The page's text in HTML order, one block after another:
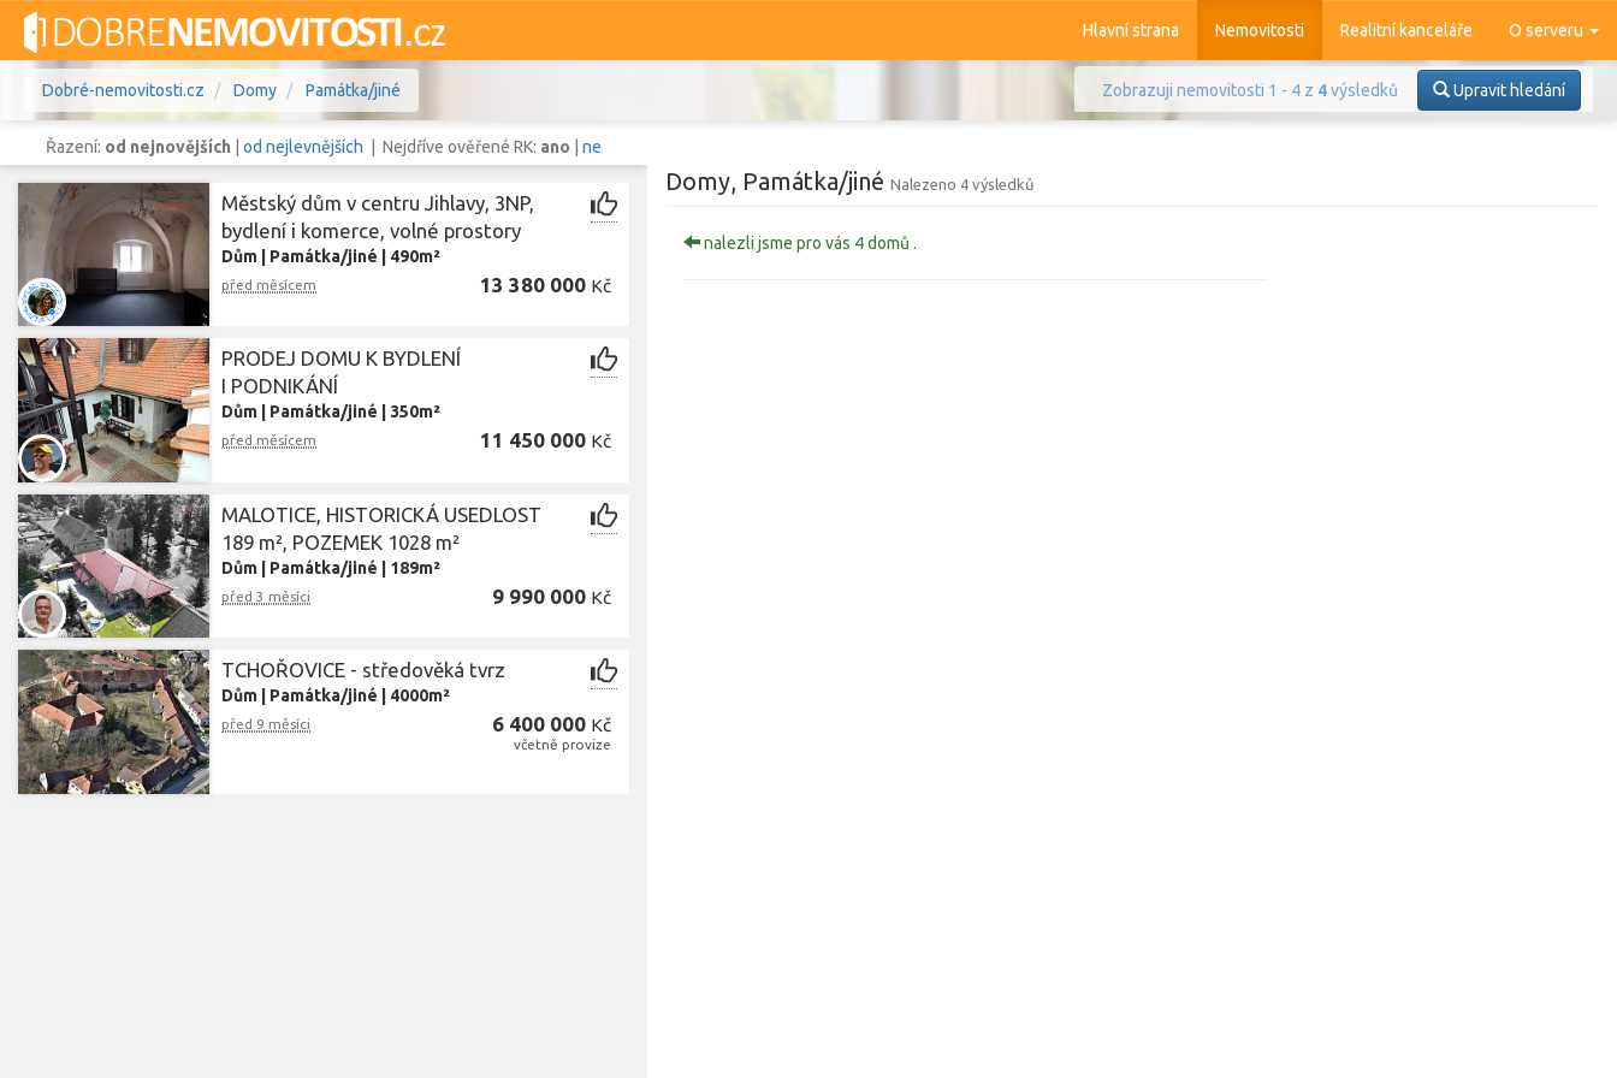
Hlavní strana Nemovitosti Realitní kanceláře O serveru
Zobrazuji nemovitosti 1 - 4 z 4výsledků Upravit hledání
Dobré-nemovitosti.cz Domy Památka/jiné
Vše Byty Domy Pozemky
Lokalita
Cena
Řazení: od nejnovějších od nejlevnějších | Nejdříve ověřené RK: ano ne
Městský dům v centru Jihlavy, 3NP,
bydlení i komerce, volné prostory
Dům Památka/jiné 490m²
před měsícem 13 380 000 Kč
PRODEJ DOMU K BYDLENÍ
I PODNIKÁNÍ
Dům Památka/jiné 350m²
před měsícem 11 450 000 Kč
MALOTICE, HISTORICKÁ USEDLOST
189 m², POZEMEK 1028 m²
Dům Památka/jiné 189m²
před 3 měsíci 9 990 000 Kč
TCHOŘOVICE - středověká tvrz
Dům Památka/jiné 4000m²
před 9 měsíci 6 400 000 Kč
včetně provize
Domy, Památka/jiné Nalezeno 4 výsledků
nalezli jsme pro vás 4 domů .